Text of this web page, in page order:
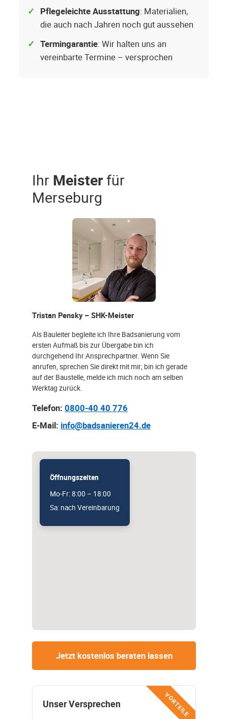
Pflegeleichte Ausstattung: Materialien,
die auch nach Jahren noch gut aussehen
Termingarantie: Wir halten uns an
vereinbarte Termine – versprochen
Ihr Meisterfür
Merseburg
Tristan Pensky – SHK-Meister
Als Bauleiter begleite ich Ihre Badsanierung vom
ersten Aufmaß bis zur Übergabe bin ich
durchgehend Ihr Ansprechpartner. Wenn Sie
anrufen, sprechen Sie direkt mit mir; bin ich gerade
auf der Baustelle, melde ich mich noch am selben
Werktag zurück.
Telefon: 0800-40 40 776
E-Mail: info@badsanieren24.de
Öffnungszeiten
Mo-Fr: 8:00 – 18:00
Sa: nach Vereinbarung
Jetzt kostenlos beraten lassen
VORTEILE
Unser Versprechen